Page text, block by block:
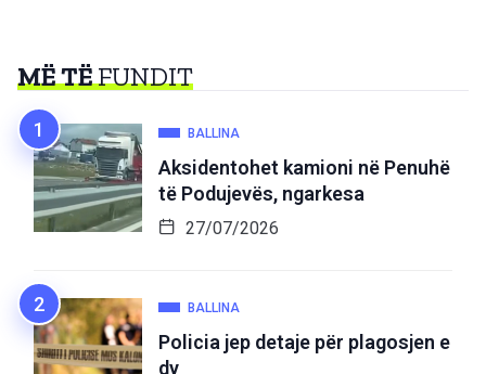
MË TËFUNDIT
BALLINA
Aksidentohet kamioni në Penuhë
të Podujevës, ngarkesa
27/07/2026
BALLINA
Policia jep detaje për plagosjen e
dy